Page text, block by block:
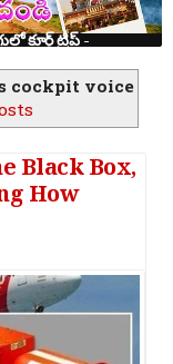
cockpit voice
Black Box,
How